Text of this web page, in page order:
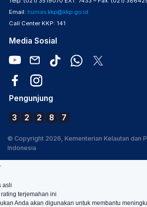
Email: humas.kkp@kkp.go.id
Call Center KKP: 141
Media Sosial
Pengunjung
3 2 2 8 7
© Copyright 2026, Kementerian Kelautan dan
Indonesia
.
asli
terjemahan ini
Anda akan digunakan untuk membantu